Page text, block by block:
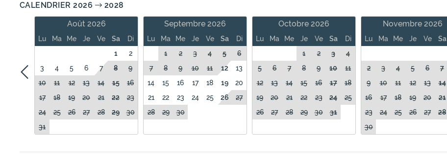
CALENDRIER 2026
2028
Août 2026
Lu Ma Me Je Ve Sa
Di
1
2
3
4 5 6 7 8
9
10
11 12 13 14 15
16
17
18 19 20 21 22
23
24
25 26 27 28 29
30
31
Septembre 2026
Lu Ma Me Je Ve Sa
Di
1
2 3 4 5
6
7
8 9 10 11 12
13
14
15 16 17 18 19
20
21
22 23 24 25 26
27
28
29 30
Octobre 2026
Lu Ma Me Je Ve Sa
Di
1
2 3
4
5
6 7 8 9 10
11
12
13 14 15 16 17
18
19
20 21 22 23 24
25
26
27 28 29 30 31
Novembre 2026
Lu Ma Me Je Ve Sa
2
3 4 5 6 7
9
10 11 12 13 14
16
17 18 19 20 21
23
24 25 26 27 28
30